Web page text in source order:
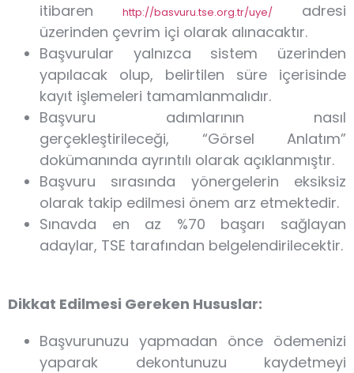
itibaren
http://basvuru.tse.org.tr/uye/
adresi
üzerinden çevrim içi olarak alınacaktır.
Başvurular yalnızca sistem üzerinden
yapılacak olup, belirtilen süre içerisinde
kayıt işlemeleri tamamlanmalıdır.
Başvuru adımlarının nasıl
gerçekleştirileceği, “Görsel Anlatım”
dokümanında ayrıntılı olarak açıklanmıştır.
Başvuru sırasında yönergelerin eksiksiz
olarak takip edilmesi önem arz etmektedir.
Sınavda en az %70 başarı sağlayan
adaylar, TSE tarafından belgelendirilecektir.
Dikkat Edilmesi Gereken Hususlar:
Başvurunuzu yapmadan önce ödemenizi
yaparak dekontunuzu kaydetmeyi